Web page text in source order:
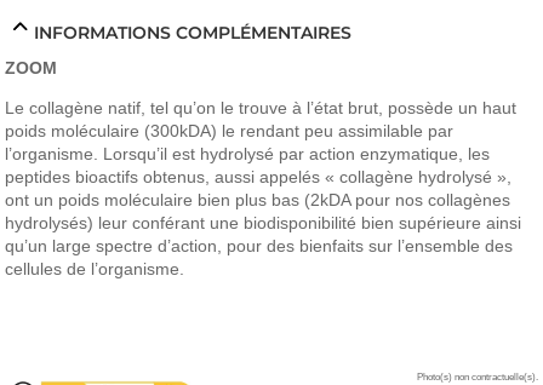
INFORMATIONS COMPLÉMENTAIRES
ZOOM
Le collagène natif, tel qu’on le trouve à l’état brut, possède un haut
poids moléculaire (300kDA) le rendant peu assimilable par
l’organisme. Lorsqu’il est hydrolysé par action enzymatique, les
peptides bioactifs obtenus, aussi appelés « collagène hydrolysé »,
ont un poids moléculaire bien plus bas (2kDA pour nos collagènes
hydrolysés) leur conférant une biodisponibilité bien supérieure ainsi
qu’un large spectre d’action, pour des bienfaits sur l’ensemble des
cellules de l’organisme.
Photo(s) non contractuelle(s).